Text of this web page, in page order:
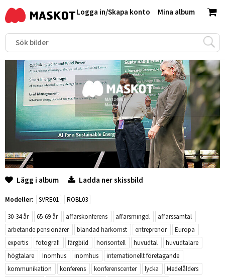
Mina album
Logga in/Skapa konto
Lägg i album Ladda ner skissbild
Modeller: SVRE01
ROBL03
30-34 år
65-69 år affärskonferens affärsmingel
affärssamtal
arbetande pensionärer
blandad härkomst entreprenör
Europa
expertis
fotografi färgbild horisontell huvudtal
huvudtalare
högtalare
Inomhus inomhus
internationellt företagande
kommunikation
konferens konferenscenter lycka
Medelålders